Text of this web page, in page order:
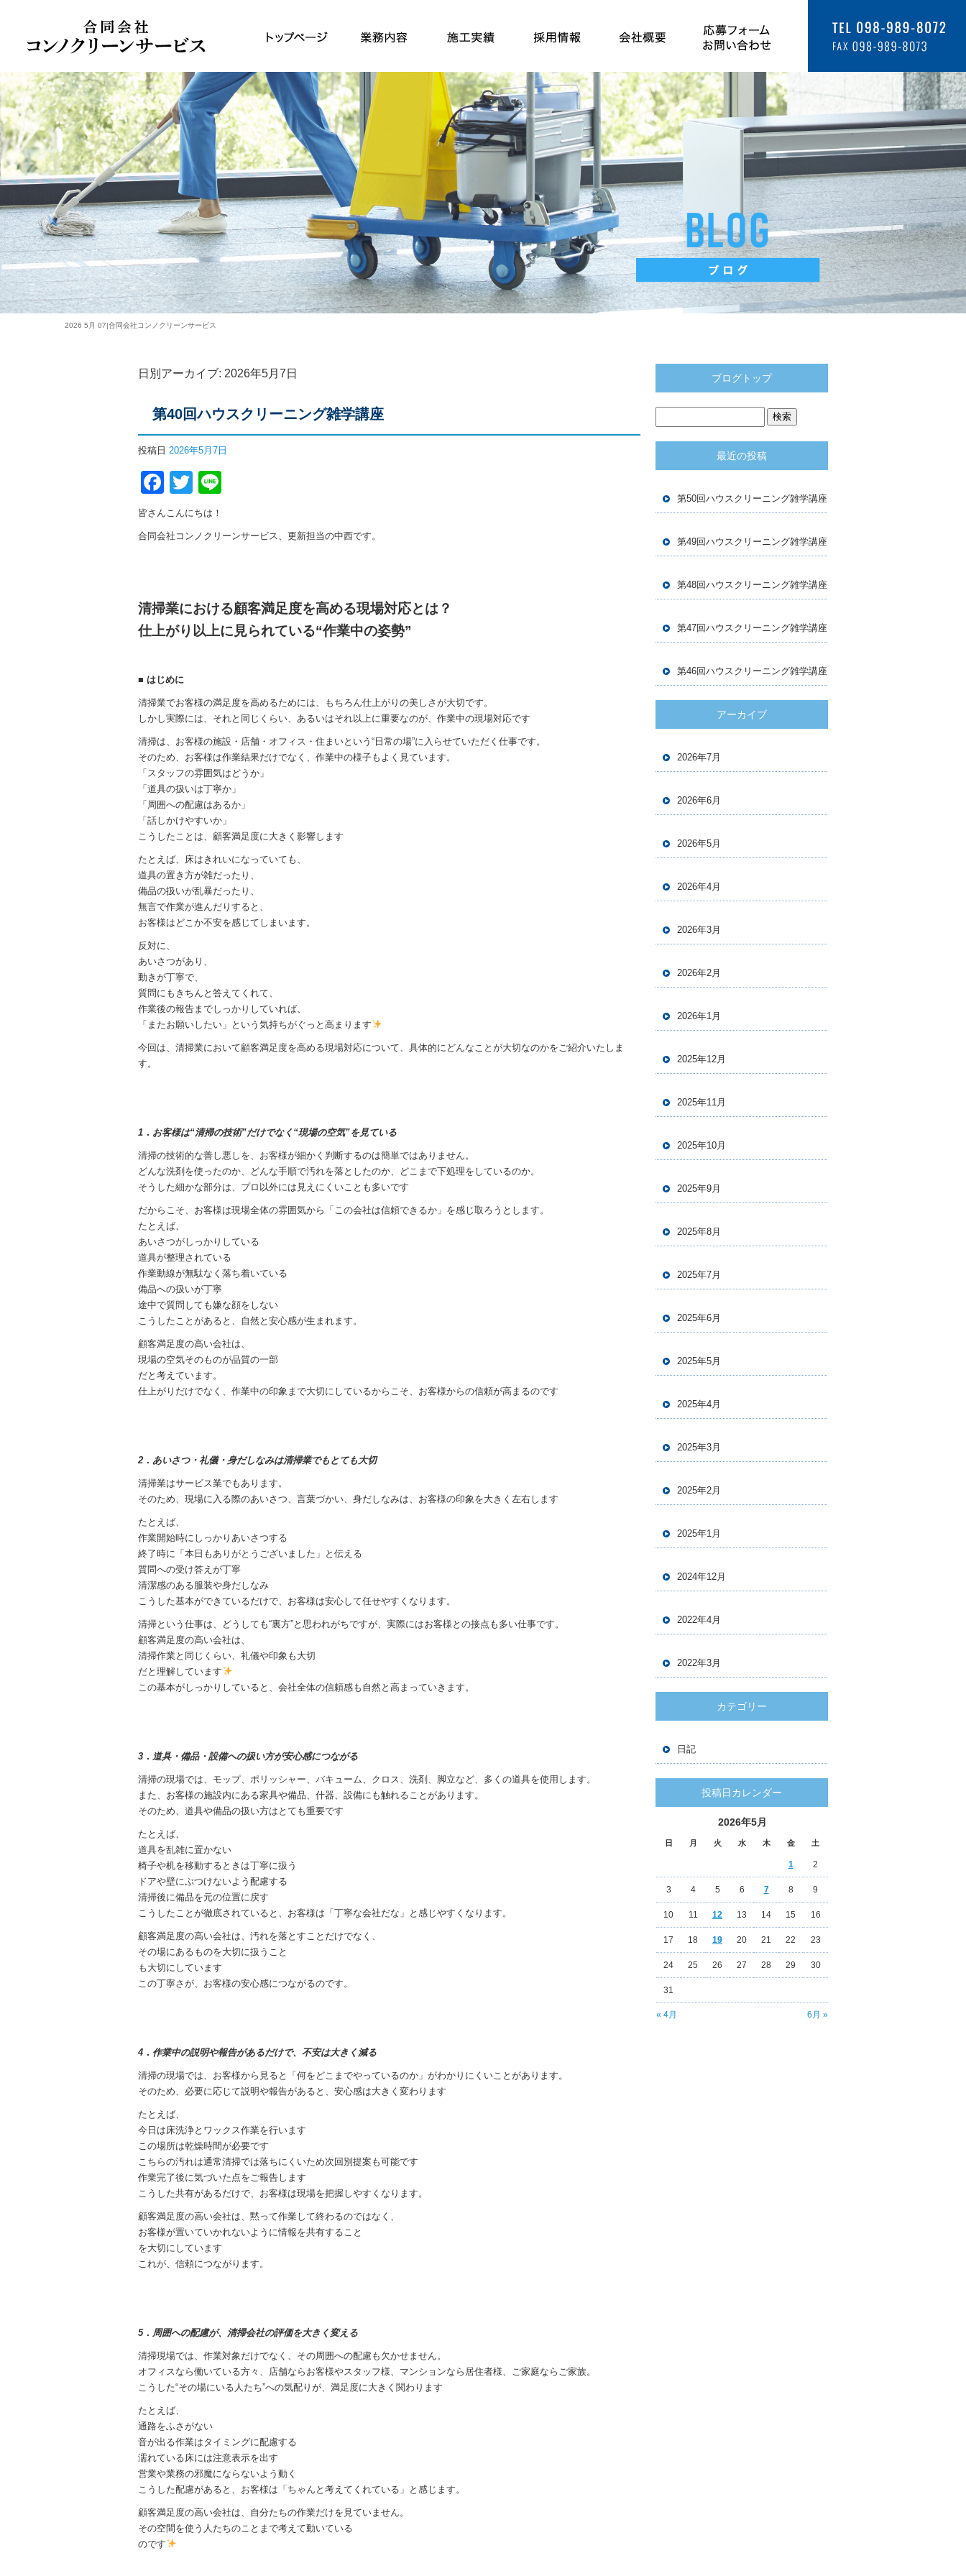
2026 5月 07|合同会社コンノクリーンサービス
日別アーカイブ: 2026年5月7日
第40回ハウスクリーニング雑学講座
投稿日 2026年5月7日
Facebook
Twitter
皆さんこんにちは！
合同会社コンノクリーンサービス、更新担当の中西です。
清掃業における顧客満足度を高める現場対応とは？
仕上がり以上に見られている“作業中の姿勢”
■ はじめに
清掃業でお客様の満足度を高めるためには、もちろん仕上がりの美しさが大切です。
しかし実際には、それと同じくらい、あるいはそれ以上に重要なのが、作業中の現場対応です
清掃は、お客様の施設・店舗・オフィス・住まいという“日常の場”に入らせていただく仕事です。
そのため、お客様は作業結果だけでなく、作業中の様子もよく見ています。
「スタッフの雰囲気はどうか」
「道具の扱いは丁寧か」
「周囲への配慮はあるか」
「話しかけやすいか」
こうしたことは、顧客満足度に大きく影響します
たとえば、床はきれいになっていても、
道具の置き方が雑だったり、
備品の扱いが乱暴だったり、
無言で作業が進んだりすると、
お客様はどこか不安を感じてしまいます。
反対に、
あいさつがあり、
動きが丁寧で、
質問にもきちんと答えてくれて、
作業後の報告までしっかりしていれば、
「またお願いしたい」という気持ちがぐっと高まります
今回は、清掃業において顧客満足度を高める現場対応について、具体的にどんなことが大切なのかをご紹介いたしま
す。
1．お客様は“清掃の技術”だけでなく“現場の空気”を見ている
清掃の技術的な善し悪しを、お客様が細かく判断するのは簡単ではありません。
どんな洗剤を使ったのか、どんな手順で汚れを落としたのか、どこまで下処理をしているのか。
そうした細かな部分は、プロ以外には見えにくいことも多いです
だからこそ、お客様は現場全体の雰囲気から「この会社は信頼できるか」を感じ取ろうとします。
たとえば、
あいさつがしっかりしている
道具が整理されている
作業動線が無駄なく落ち着いている
備品への扱いが丁寧
途中で質問しても嫌な顔をしない
こうしたことがあると、自然と安心感が生まれます。
顧客満足度の高い会社は、
現場の空気そのものが品質の一部
だと考えています。
仕上がりだけでなく、作業中の印象まで大切にしているからこそ、お客様からの信頼が高まるのです
2．あいさつ・礼儀・身だしなみは清掃業でもとても大切
清掃業はサービス業でもあります。
そのため、現場に入る際のあいさつ、言葉づかい、身だしなみは、お客様の印象を大きく左右します
たとえば、
作業開始時にしっかりあいさつする
終了時に「本日もありがとうございました」と伝える
質問への受け答えが丁寧
清潔感のある服装や身だしなみ
こうした基本ができているだけで、お客様は安心して任せやすくなります。
清掃という仕事は、どうしても“裏方”と思われがちですが、実際にはお客様との接点も多い仕事です。
顧客満足度の高い会社は、
清掃作業と同じくらい、礼儀や印象も大切
だと理解しています
この基本がしっかりしていると、会社全体の信頼感も自然と高まっていきます。
3．道具・備品・設備への扱い方が安心感につながる
清掃の現場では、モップ、ポリッシャー、バキューム、クロス、洗剤、脚立など、多くの道具を使用します。
また、お客様の施設内にある家具や備品、什器、設備にも触れることがあります。
そのため、道具や備品の扱い方はとても重要です
たとえば、
道具を乱雑に置かない
椅子や机を移動するときは丁寧に扱う
ドアや壁にぶつけないよう配慮する
清掃後に備品を元の位置に戻す
こうしたことが徹底されていると、お客様は「丁寧な会社だな」と感じやすくなります。
顧客満足度の高い会社は、汚れを落とすことだけでなく、
その場にあるものを大切に扱うこと
も大切にしています
この丁寧さが、お客様の安心感につながるのです。
4．作業中の説明や報告があるだけで、不安は大きく減る
清掃の現場では、お客様から見ると「何をどこまでやっているのか」がわかりにくいことがあります。
そのため、必要に応じて説明や報告があると、安心感は大きく変わります
たとえば、
今日は床洗浄とワックス作業を行います
この場所は乾燥時間が必要です
こちらの汚れは通常清掃では落ちにくいため次回別提案も可能です
作業完了後に気づいた点をご報告します
こうした共有があるだけで、お客様は現場を把握しやすくなります。
顧客満足度の高い会社は、黙って作業して終わるのではなく、
お客様が置いていかれないように情報を共有すること
を大切にしています
これが、信頼につながります。
5．周囲への配慮が、清掃会社の評価を大きく変える
清掃現場では、作業対象だけでなく、その周囲への配慮も欠かせません。
オフィスなら働いている方々、店舗ならお客様やスタッフ様、マンションなら居住者様、ご家庭ならご家族。
こうした“その場にいる人たち”への気配りが、満足度に大きく関わります
たとえば、
通路をふさがない
音が出る作業はタイミングに配慮する
濡れている床には注意表示を出す
営業や業務の邪魔にならないよう動く
こうした配慮があると、お客様は「ちゃんと考えてくれている」と感じます。
顧客満足度の高い会社は、自分たちの作業だけを見ていません。
その空間を使う人たちのことまで考えて動いている
のです
ブログトップ
最近の投稿
第50回ハウスクリーニング雑学講座
第49回ハウスクリーニング雑学講座
第48回ハウスクリーニング雑学講座
第47回ハウスクリーニング雑学講座
第46回ハウスクリーニング雑学講座
アーカイブ
2026年7月
2026年6月
2026年5月
2026年4月
2026年3月
2026年2月
2026年1月
2025年12月
2025年11月
2025年10月
2025年9月
2025年8月
2025年7月
2025年6月
2025年5月
2025年4月
2025年3月
2025年2月
2025年1月
2024年12月
2022年4月
2022年3月
カテゴリー
日記
投稿日カレンダー
2026年5月
日 月 火 水 木 金 土
« 4月 6月 »
1 2
3 4 5 6 7 8 9
10 11 12 13 14 15 16
17 18 19 20 21 22 23
24 25 26 27 28 29 30
31